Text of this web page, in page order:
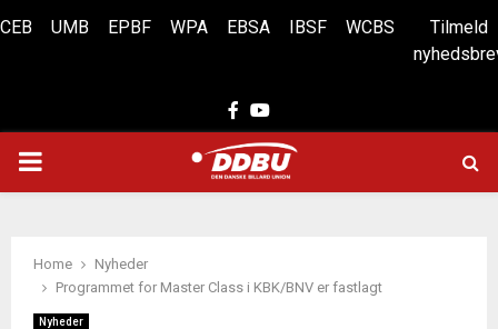
CEB UMB EPBF WPA EBSA IBSF WCBS
Tilmeld
Facebook
Youtube
PRIMARY
Home
Nyheder
Programmet for Master Class i KBK/BNV er fastlagt
Nyheder